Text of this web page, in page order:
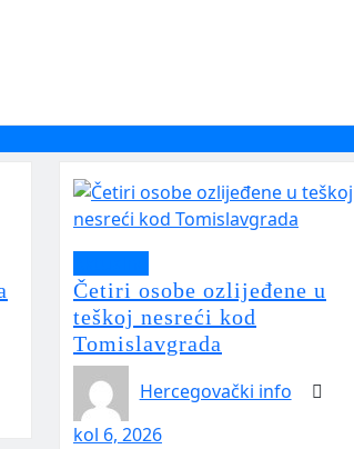
Četiri osobe ozlijeđene u
teškoj nesreći kod
Tomislavgrada
Hercegovački info
kol 6, 2026